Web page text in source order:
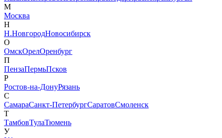
М
Москва
Н
Н.НовгородНовосибирск
О
ОмскОрелОренбург
П
ПензаПермьПсков
Р
Ростов-на-ДонуРязань
С
СамараСанкт-ПетербургСаратовСмоленск
Т
ТамбовТулаТюмень
У